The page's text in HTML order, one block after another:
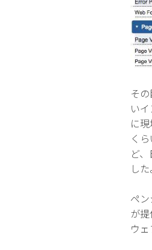
そ
い
に
く
ど
した
ペ
が
ウ